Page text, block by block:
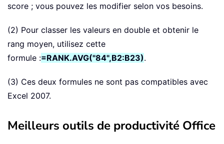
score ; vous pouvez les modifier selon vos besoins.
(2) Pour classer les valeurs en double et obtenir le
rang moyen, utilisez cette
formule :=RANK.AVG("84",B2:B23).
(3) Ces deux formules ne sont pas compatibles avec
Excel 2007.
Meilleurs outils de productivité Office